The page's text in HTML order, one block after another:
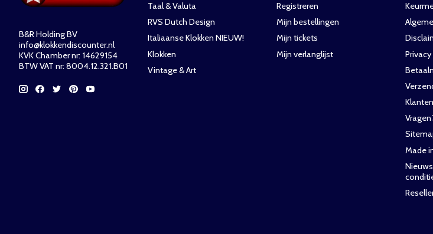
B&R Holding BV
info@klokkendiscounter.nl
KVK Chamber nr: 14629154
BTW VAT nr: 8004.12.321.B01
Taal & Valuta
RVS Dutch Design
Italiaanse Klokken NIEUW!
Klokken
Vintage & Art
Registreren
Mijn bestellingen
Mijn tickets
Mijn verlanglijst
Made